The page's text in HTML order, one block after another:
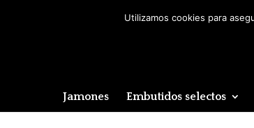
Jamones Embutidos selectos
Utilizamos cookies para